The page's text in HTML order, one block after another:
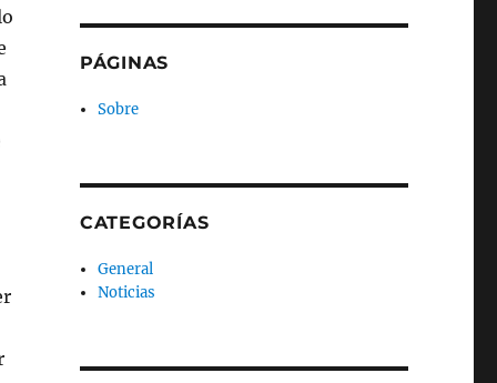
PÁGINAS
Sobre
CATEGORÍAS
General
Noticias